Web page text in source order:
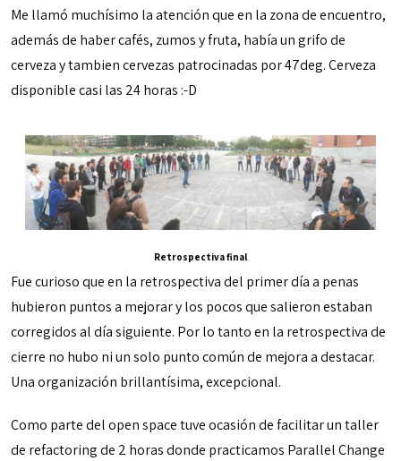
Me llamó muchísimo la atención que en la zona de encuentro,
además de haber cafés, zumos y fruta, había un grifo de
cerveza y tambien cervezas patrocinadas por 47deg. Cerveza
disponible casi las 24 horas :-D
Retrospectiva final
Fue curioso que en la retrospectiva del primer día a penas
hubieron puntos a mejorar y los pocos que salieron estaban
corregidos al día siguiente. Por lo tanto en la retrospectiva de
cierre no hubo ni un solo punto común de mejora a destacar.
Una organización brillantísima, excepcional.
Como parte del open space tuve ocasión de facilitar un taller
de refactoring de 2 horas donde practicamos Parallel Change